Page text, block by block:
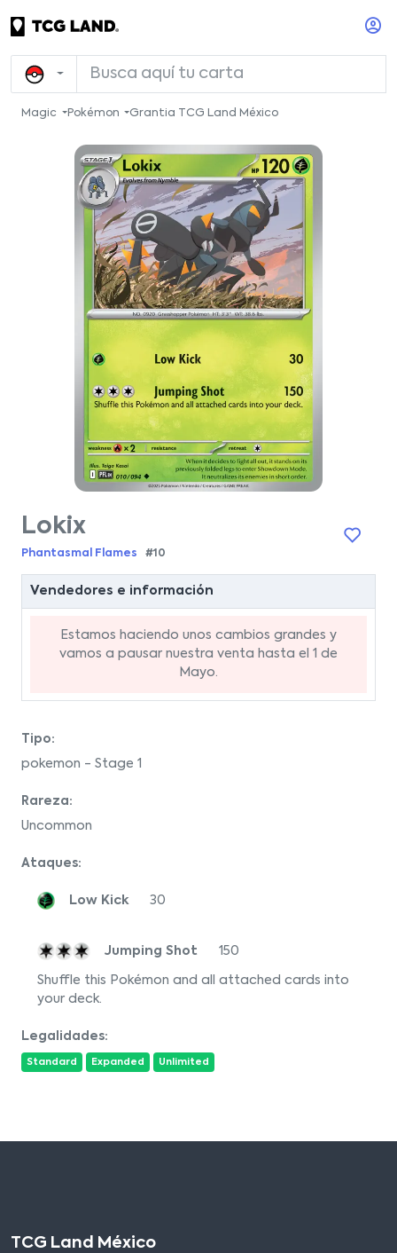
Magic Pokémon Grantia TCG Land México
Lokix
Phantasmal Flames #10
Vendedores e información
Estamos haciendo unos cambios grandes y
vamos a pausar nuestra venta hasta el 1 de
Mayo.
Tipo:
pokemon - Stage 1
Rareza:
Uncommon
Ataques:
Low Kick 30
Jumping Shot 150
Shuffle this Pokémon and all attached cards into
your deck.
Legalidades:
Standard Expanded Unlimited
TCG Land México